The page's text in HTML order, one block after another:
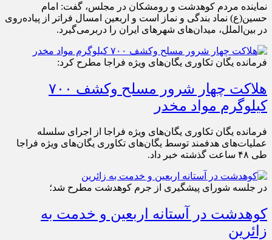
نماینده مردم کوهدشت و رومشکان در مجلس، گفت: امام
حسین(ع) نماد بندگی و نماز است و اربعین امسال فراتر از پیاده‌روی
در بین‌الملل، میدان‌های شهرهای ایران را دربرمی‌گیرد.
فرمانده یگان تکاوری یگان‌های ویژه فراجا مطرح کرد:
هلاکت چهار شرور مسلح وکشف ۷۰۰
کیلوگرم مواد مخدر
فرمانده یگان تکاوری یگان‌های ویژه فراجا از اجرای سلسله
عملیات‌های هدفمند توسط یگان‌های تکاوری یگان‌های ویژه فراجا
طی ۴۸ ساعت گذشته خبر داد.
در جلسه شورای پیشگیری از جرم کوهدشت مطرح شد؛
کوهدشت در آستانه اربعین و خدمت‌ به
زائرین